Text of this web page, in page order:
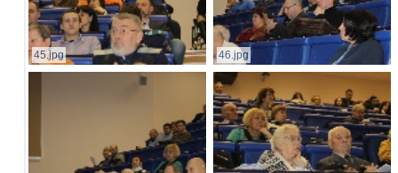
45.jpg 46.jpg